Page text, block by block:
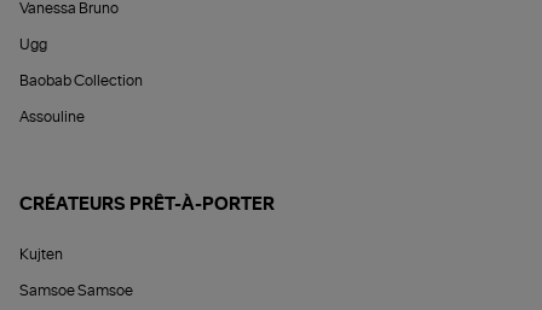
Vanessa Bruno
Ugg
Baobab Collection
Assouline
CRÉATEURS PRÊT-À-PORTER
Kujten
Samsoe Samsoe